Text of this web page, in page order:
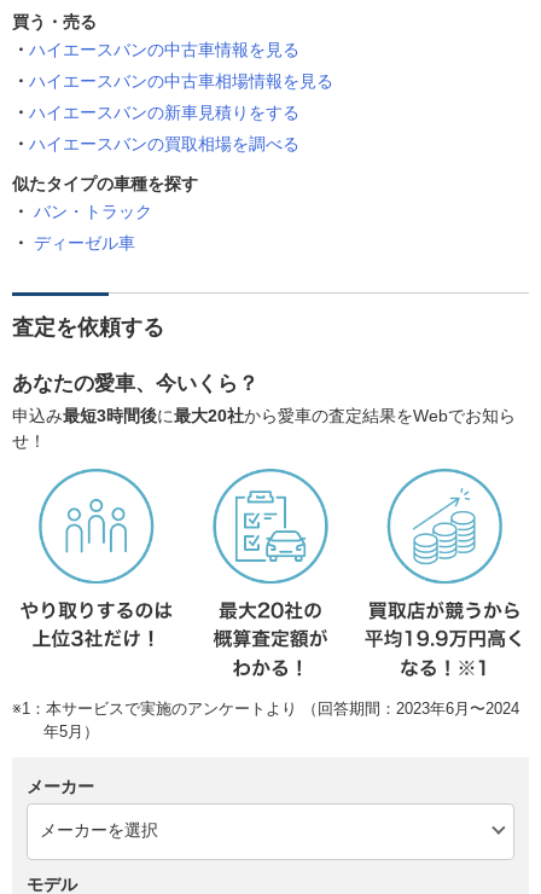
買う・売る
ハイエースバンの中古車情報を見る
ハイエースバンの中古車相場情報を見る
ハイエースバンの新車見積りをする
ハイエースバンの買取相場を調べる
似たタイプの車種を探す
バン・トラック
ディーゼル車
査定を依頼する
あなたの愛車、今いくら？
申込み最短3時間後に最大20社から愛車の査定結果をWebでお知ら
せ！
※1：本サービスで実施のアンケートより （回答期間：2023年6月〜2024
年5月）
メーカー
モデル